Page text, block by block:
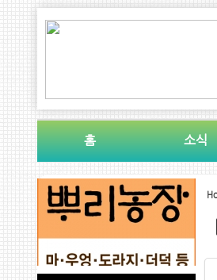
홈 소식
Sketchbook5, 스케치
Sketchbook5, 스케
Sketchbook5, 스케치
Sketchbook5, 스케